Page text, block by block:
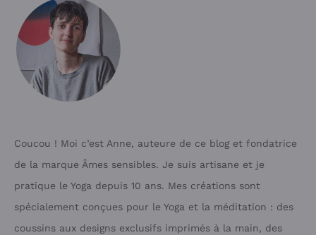
Coucou ! Moi c’est Anne, auteure de ce blog et fondatrice
de la marque Âmes sensibles. Je suis artisane et je
pratique le Yoga depuis 10 ans. Mes créations sont
spécialement conçues pour le Yoga et la méditation : des
coussins aux designs exclusifs imprimés à la main, des